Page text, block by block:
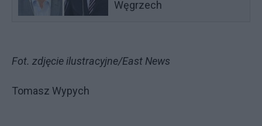
Węgrzech
Fot. zdjęcie ilustracyjne/East News
Tomasz Wypych